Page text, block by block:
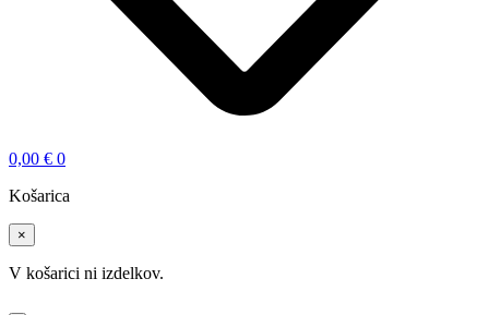
0,00 € 0
Košarica
×
V košarici ni izdelkov.